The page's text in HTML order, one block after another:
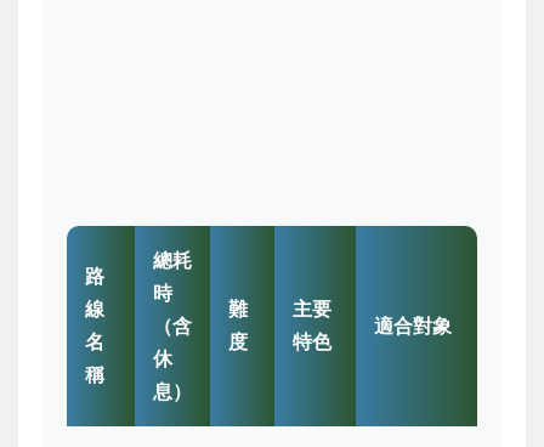
路
線
名
稱
總耗
時
（含
休
息）
難
度
主要
特色
適合對象